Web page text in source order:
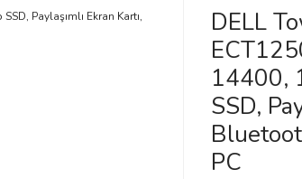
DELL
14400,
SSD,
PC